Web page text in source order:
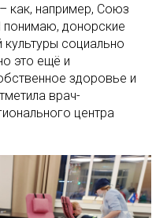
как, например, Союз
понимаю, донорские
культуры социально
это ещё и
здоровье и
врач-
центра